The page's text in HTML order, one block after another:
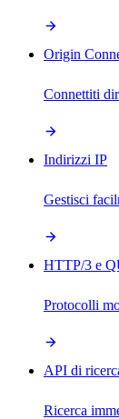
Origin
Connettiti
Indirizzi IP
Gestisci
HTTP/3 e
Protocolli
API di
Ricerca